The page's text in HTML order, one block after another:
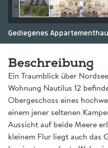
Gediegenes
Beschreibung
Ein Traumblick über
Wohnung Nautilus 12
Obergeschoss eines
einem jener seltenen
Aussicht auf beide Meere
kleinem Flur liegt auch das